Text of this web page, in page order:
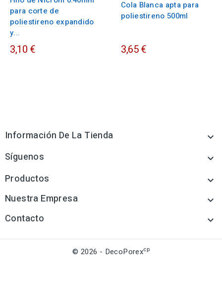
para corte de
poliestireno expandido
y...
3,10 €
Cola Blanca apta para
poliestireno 500ml
3,65 €
Información De La Tienda 
Síguenos 
Productos 
Nuestra Empresa 
Contacto 
© 2026 - DecoPorexcp